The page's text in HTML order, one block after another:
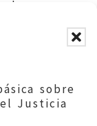
sobre
Justicia
la